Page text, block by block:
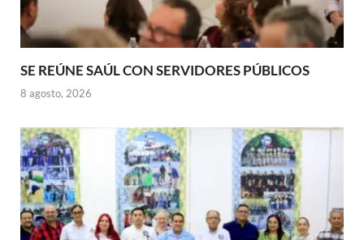
SE REÚNE SAÚL CON SERVIDORES PÚBLICOS
8 agosto, 2026